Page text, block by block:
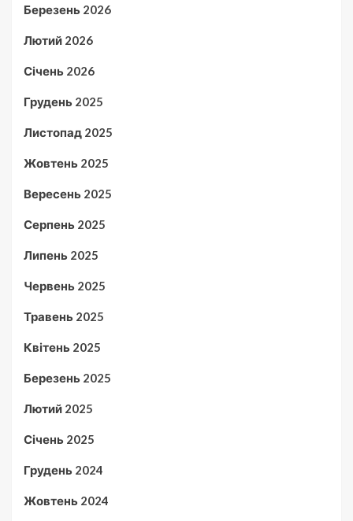
Березень 2026
Лютий 2026
Січень 2026
Грудень 2025
Листопад 2025
Жовтень 2025
Вересень 2025
Серпень 2025
Липень 2025
Червень 2025
Травень 2025
Квітень 2025
Березень 2025
Лютий 2025
Січень 2025
Грудень 2024
Жовтень 2024